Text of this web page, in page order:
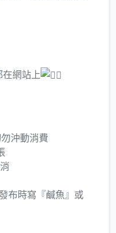
網站上
沖動消費
布時寫『鹹魚』或